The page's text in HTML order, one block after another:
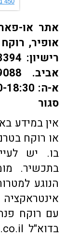
אתר או-
אופיר,
סגור
אין במידע
או רוקח
בו. יש
בתכשיר.
הנוגע
בדוא"ל sales@o-pharm.co.il